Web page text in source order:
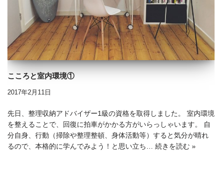
こころと室内環境①
2017年2月11日
先日、整理収納アドバイザー1級の資格を取得しました。 室内環境
を整えることで、回復に拍車がかかる方がいらっしゃいます。 自
分自身、行動（掃除や整理整頓、身体活動等）すると気分が晴れ
るので、本格的に学んでみよう！と思い立ち… 続きを読む »